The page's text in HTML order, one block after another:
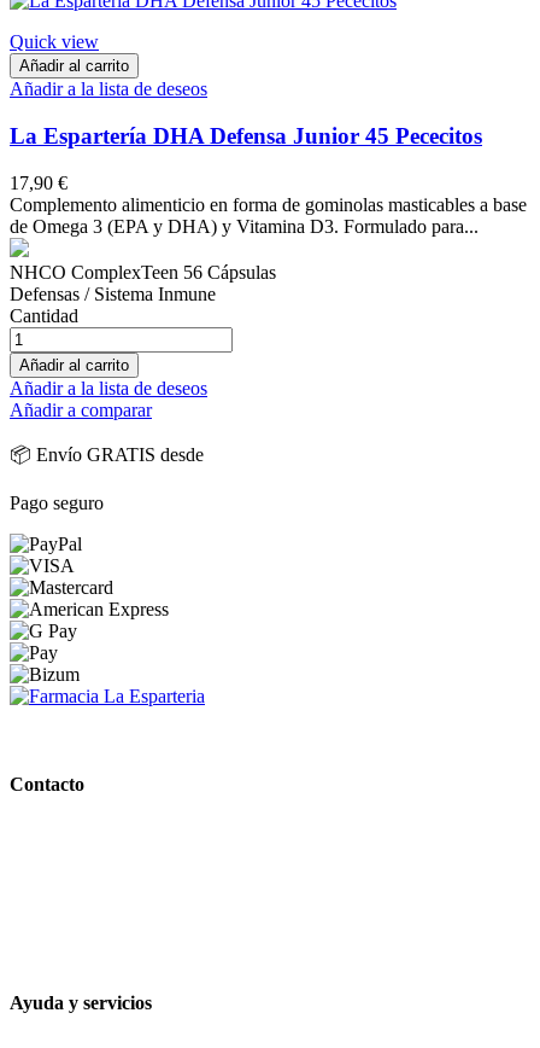
Quick view
Añadir al carrito
Añadir a la lista de deseos
La Espartería DHA Defensa Junior 45 Pececitos
17,90 €
Complemento alimenticio en forma de gominolas masticables a base
de Omega 3 (EPA y DHA) y Vitamina D3. Formulado para...
NHCO ComplexTeen 56 Cápsulas
Defensas / Sistema Inmune
Cantidad
Añadir al carrito
Añadir a la lista de deseos
Añadir a comparar
📦 Envío GRATIS desde
Pago seguro
Contacto
Ayuda y servicios